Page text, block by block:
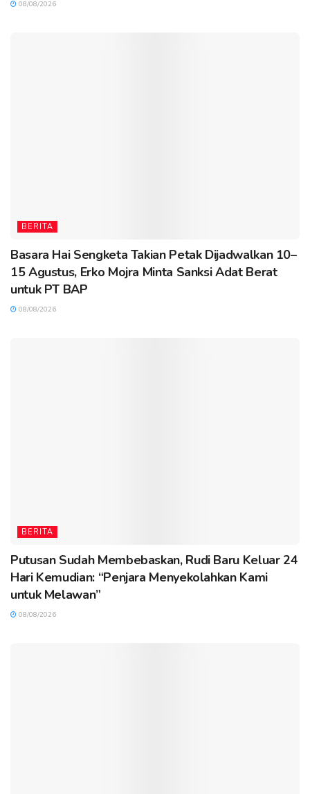
08/08/2026
BERITA
Basara Hai Sengketa Takian Petak Dijadwalkan 10–
15 Agustus, Erko Mojra Minta Sanksi Adat Berat
untuk PT BAP
08/08/2026
BERITA
Putusan Sudah Membebaskan, Rudi Baru Keluar 24
Hari Kemudian: “Penjara Menyekolahkan Kami
untuk Melawan”
08/08/2026